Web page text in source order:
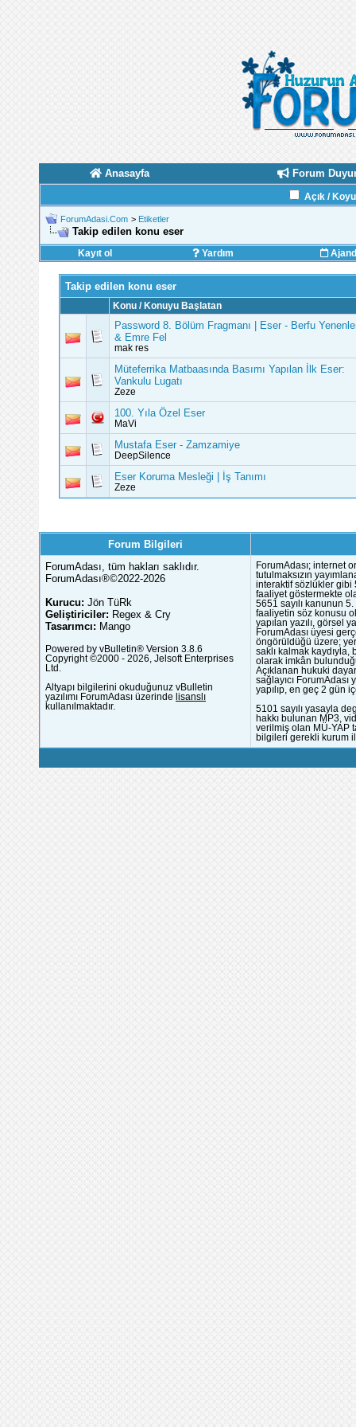
Anasayfa Forum
Açık /
ForumAdasi.Com > Etiketler
Takip edilen konu eser
Kayıt ol Yardım
Takip edilen konu eser
Konu / Konuyu Başlatan
Password 8. Bölüm Fragmanı | Eser - Berfu
& Emre Fel
mak res
Müteferrika Matbaasında Basımı Yapılan İlk Eser:
Vankulu Lugatı
Zeze
100. Yıla Özel Eser
MaVi
Mustafa Eser - Zamzamiye
DeepSilence
Eser Koruma Mesleği | İş Tanımı
Zeze
Forum Bilgileri
ForumAdası, tüm hakları saklıdır.
ForumAdası®©2022-2026
Kurucu: Jön TüRk
Geliştiriciler: Regex & Cry
Tasarımcı: Mango
Powered by vBulletin® Version 3.8.6
Copyright ©2000 - 2026, Jelsoft Enterprises
Ltd.
Altyapı bilgilerini okuduğunuz vBulletin
yazılımı ForumAdası üzerinde lisanslı
kullanılmaktadır.
ForumAdası; internet
tutulmaksızın
interaktif sözlükler gibi
faaliyet göstermekte
5651 sayılı kanunun
faaliyetin söz konusu
yapılan yazılı, görsel
ForumAdası üyesi
öngörüldüğü üzere;
saklı kalmak
olarak imkân
Açıklanan hukuki
sağlayıcı
yapılıp, en geç 2 gün
5101 sayılı yasayla
hakkı bulunan MP3,
verilmiş olan MÜ-YAP
bilgileri gerekli kurum